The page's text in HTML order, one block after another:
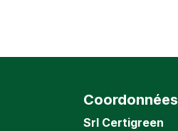
Coordonnées
Srl Certigreen